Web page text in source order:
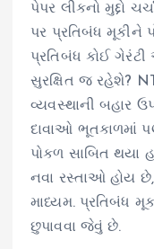
પેપર લીકનો મુદ્દો
પર પ્રતિબંધ મૂકીને
પ્રતિબંધ કોઈ
સુરક્ષિત જ રહેશે?
વ્યવસ્થાની બહાર
દાવાઓ ભૂતકાળમાં
પોકળ સાબિત થયા
નવા રસ્તાઓ હોય
માધ્યમ. પ્રતિબંધ
છુપાવવા જેવું છે.